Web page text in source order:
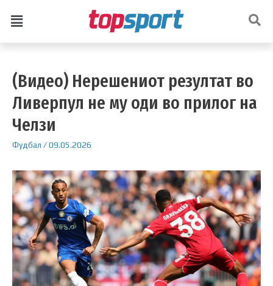
(Видео) Нерешениот резултат во
Ливерпул не му оди во прилог на
Челзи
Фудбал /09.05.2026